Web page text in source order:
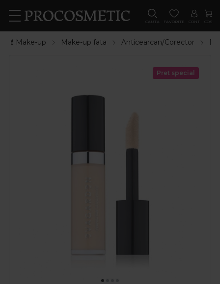
CAUTA FAVORITE CONT COS
💄Make-up Make-up fata Anticearcan/Corector
Pret special